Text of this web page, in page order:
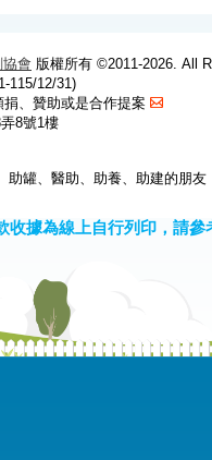
會 版權所有 ©2011-2026. All
115/12/31)
、贊助或是合作提案
8號1樓
罐、醫助、助養、助建的朋
收據為線上自行列印，請參